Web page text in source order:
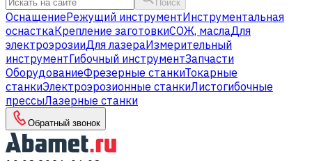
Поиск
ОснащениеРежущий инструментИнструментальная
оснасткаКрепление заготовкиСОЖ, маслаДля
электроэрозииДля лазераИзмерительный
инструментГибочный инструментЗапчасти
ОборудованиеФрезерные станкиТокарные
станкиЭлектроэрозионные станкиЛистогибочные
прессыЛазерные станки
Обратный звонок